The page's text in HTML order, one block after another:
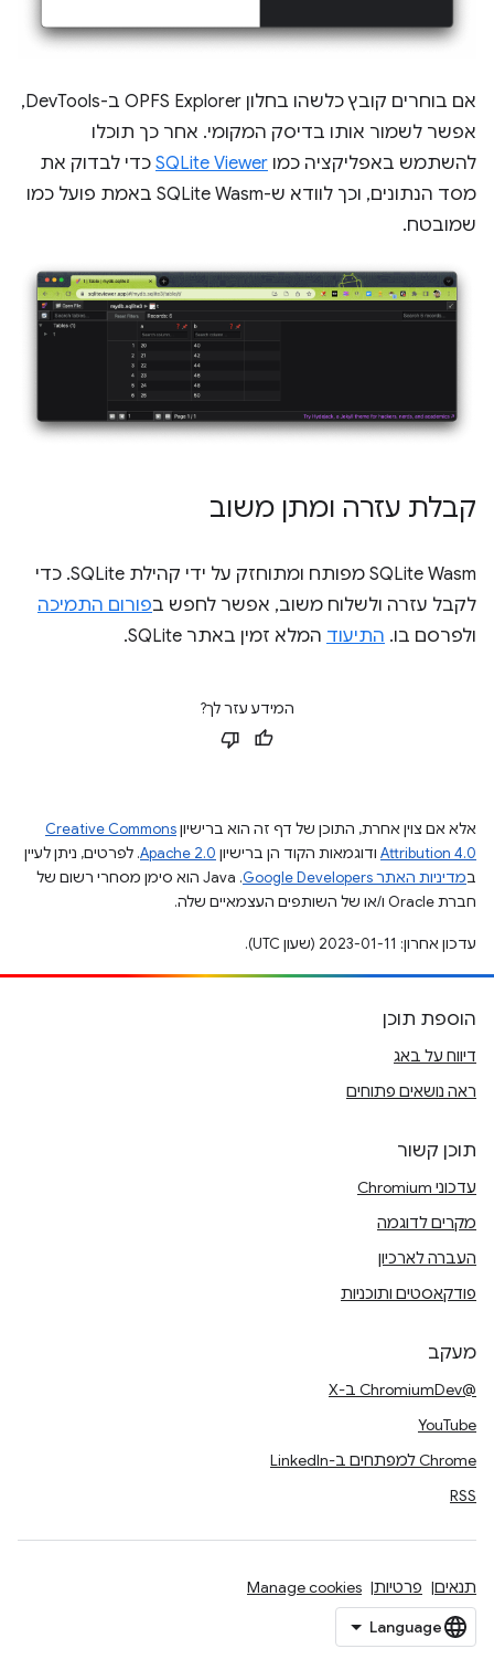
אם בוחרים קובץ כלשהו בחלון OPFS Explorer ב-DevTools,
אפשר לשמור אותו בדיסק המקומי. אחר כך תוכלו
להשתמש באפליקציה כמו SQLite Viewer כדי לבדוק את
מסד הנתונים, וכך לוודא ש-SQLite Wasm באמת פועל כמו
שמובטח.
קבלת עזרה ומתן משוב
‫SQLite Wasm מפותח ומתוחזק על ידי קהילת SQLite. כדי
לקבל עזרה ולשלוח משוב, אפשר לחפש בפורום התמיכה
ולפרסם בו. התיעוד המלא זמין באתר SQLite.
המידע עזר לך?
אלא אם צוין אחרת, התוכן של דף זה הוא ברישיוןCreative Commons
Attribution 4.0 ודוגמאות הקוד הן ברישיון Apache 2.0. לפרטים, ניתן לעיין
במדיניות האתר Google Developers‏
.‏ Java הוא סימן מסחרי רשום של
חברת Oracle ו/או של השותפים העצמאיים שלה.
עדכון אחרון: 2023-01-11 (שעון UTC).
הוספת תוכן
דיווח על באג
ראה נושאים פתוחים
תוכן קשור
עדכוני Chromium
מקרים לדוגמה
העברה לארכיון
פודקאסטים ותוכניות
מעקב
@ChromiumDev ב-X
YouTube
Chrome למפתחים ב-LinkedIn
RSS
תנאים פרטיות Manage cookies